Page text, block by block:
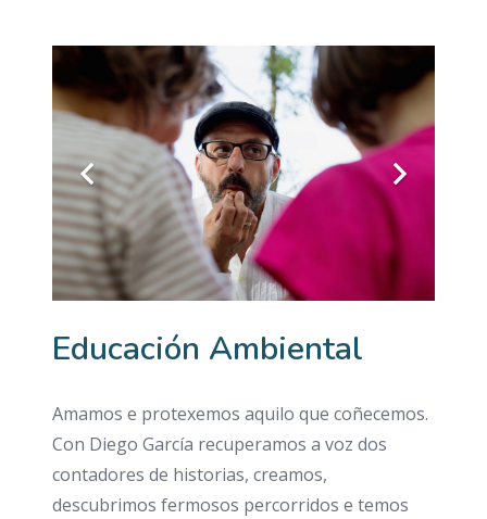
Educación Ambiental
Amamos e protexemos aquilo que coñecemos.
Con Diego García recuperamos a voz dos
contadores de historias, creamos,
descubrimos fermosos percorridos e temos